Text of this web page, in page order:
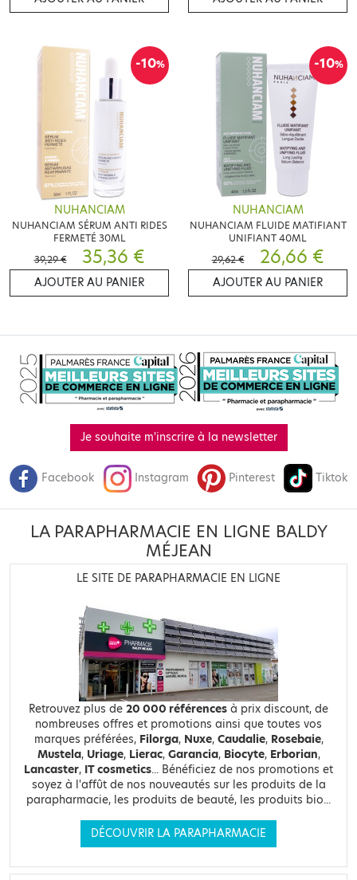
-10%
NUHANCIAM
NUHANCIAM SÉRUM ANTI RIDES
FERMETÉ 30ML
39,29 €
35,36 €
AJOUTER AU PANIER
-10%
NUHANCIAM
NUHANCIAM FLUIDE MATIFIANT
UNIFIANT 40ML
29,62 €
26,66 €
AJOUTER AU PANIER
Je souhaite m'inscrire à la newsletter
Facebook Instagram Pinterest Tiktok
LA PARAPHARMACIE EN LIGNE BALDY
MÉJEAN
LE SITE DE PARAPHARMACIE EN LIGNE
Retrouvez plus de 20 000 références à prix discount, de
nombreuses offres et promotions ainsi que toutes vos
marques préférées, Filorga, Nuxe, Caudalie, Rosebaie,
Mustela, Uriage, Lierac, Garancia, Biocyte, Erborian,
Lancaster, IT cosmetics... Bénéficiez de nos promotions et
soyez à l'affût de nos nouveautés sur les produits de la
parapharmacie, les produits de beauté, les produits bio...
DÉCOUVRIR LA PARAPHARMACIE